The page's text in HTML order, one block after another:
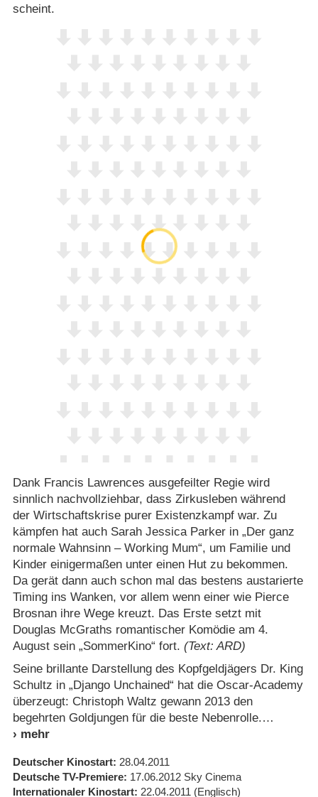
scheint.
Dank Francis Lawrences ausgefeilter Regie wird
sinnlich nachvollziehbar, dass Zirkusleben während
der Wirtschaftskrise purer Existenzkampf war. Zu
kämpfen hat auch Sarah Jessica Parker in „Der ganz
normale Wahnsinn – Working Mum“, um Familie und
Kinder einigermaßen unter einen Hut zu bekommen.
Da gerät dann auch schon mal das bestens austarierte
Timing ins Wanken, vor allem wenn einer wie Pierce
Brosnan ihre Wege kreuzt. Das Erste setzt mit
Douglas McGraths romantischer Komödie am 4.
August sein „SommerKino“ fort. (Text: ARD)
Seine brillante Darstellung des Kopfgeldjägers Dr. King
Schultz in „Django Unchained“ hat die Oscar-Academy
überzeugt: Christoph Waltz gewann 2013 den
begehrten Goldjungen für die beste Nebenrolle.
Deutscher Kinostart 28.04.2011
Deutsche TV-Premiere 17.06.2012 Sky Cinema
Internationaler Kinostart 22.04.2011 (Englisch)